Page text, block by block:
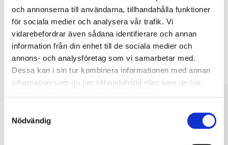
och annonserna till användarna, tillhandahålla funktioner
för sociala medier och analysera vår trafik. Vi
vidarebefordrar även sådana identifierare och annan
information från din enhet till de sociala medier och
annons- och analysföretag som vi samarbetar med.
Dessa kan i sin tur kombinera informationen med annan
information som du har tillhandahållit eller som de har
Nödvändig
Andra kunder köpte också